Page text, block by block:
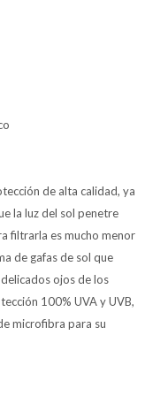
de alta calidad, ya
la luz del sol penetre
filtrarla es mucho menor
de gafas de sol que
ojos de los
100% UVA y UVB,
microfibra para su